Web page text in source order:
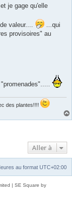
je gage qu'elle
valeur....
...qui
provisoires" au
des plantes!!!!
Aller à
au format UTC+02:00
| SE Square by